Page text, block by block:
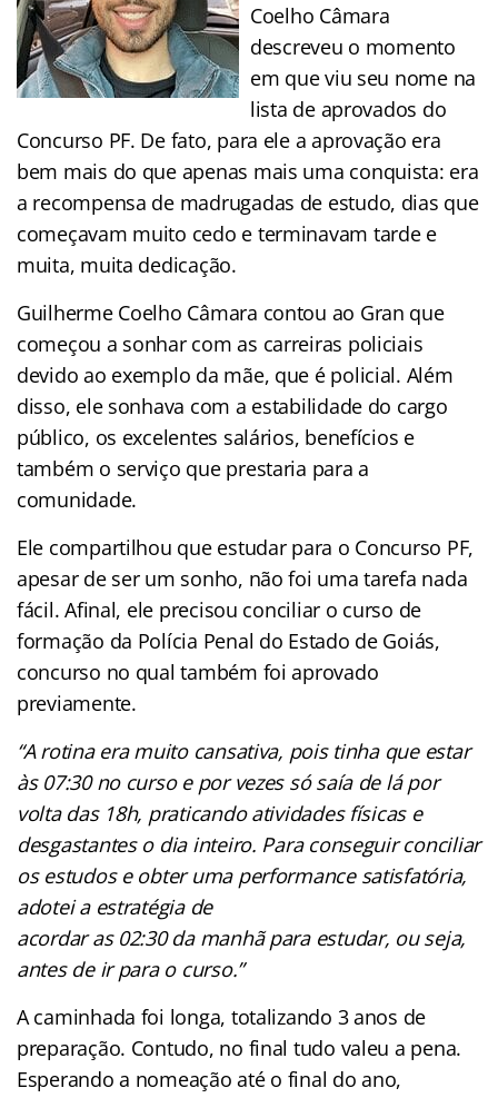
Coelho Câmara
descreveu o momento
em que viu seu nome na
lista de aprovados do
Concurso PF. De fato, para ele a aprovação era
bem mais do que apenas mais uma conquista: era
a recompensa de madrugadas de estudo, dias que
começavam muito cedo e terminavam tarde e
muita, muita dedicação.
Guilherme Coelho Câmara contou ao Gran que
começou a sonhar com as carreiras policiais
devido ao exemplo da mãe, que é policial. Além
disso, ele sonhava com a estabilidade do cargo
público, os excelentes salários, benefícios e
também o serviço que prestaria para a
comunidade.
Ele compartilhou que estudar para o Concurso PF,
apesar de ser um sonho, não foi uma tarefa nada
fácil. Afinal, ele precisou conciliar o curso de
formação da Polícia Penal do Estado de Goiás,
concurso no qual também foi aprovado
previamente.
“A rotina era muito cansativa, pois tinha que estar
às 07:30 no curso e por vezes só saía de lá por
volta das 18h, praticando atividades físicas e
desgastantes o dia inteiro. Para conseguir conciliar
os estudos e obter uma performance satisfatória,
adotei a estratégia de
acordar as 02:30 da manhã para estudar, ou seja,
antes de ir para o curso.”
A caminhada foi longa, totalizando 3 anos de
preparação. Contudo, no final tudo valeu a pena.
Esperando a nomeação até o final do ano,